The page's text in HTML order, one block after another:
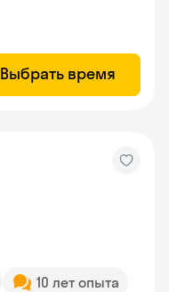
Выбрать время
10 лет опыта